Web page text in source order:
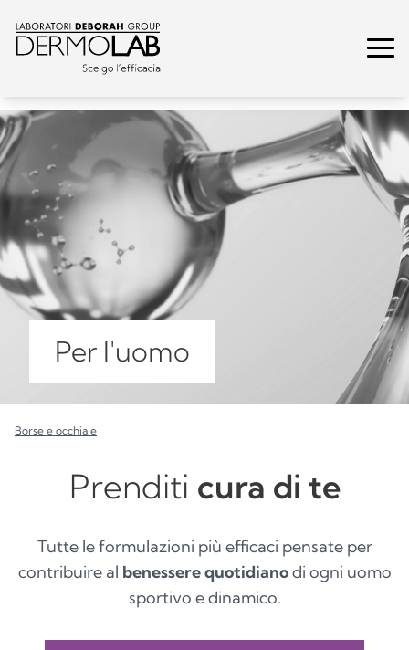
Per l'uomo
Borse e occhiaie
Prenditi cura di te
Tutte le formulazioni più efficaci pensate per
contribuire al benessere quotidianodi ogni uomo
sportivo e dinamico.